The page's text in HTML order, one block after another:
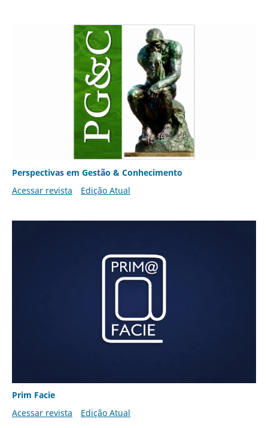
Perspectivas em Gestão & Conhecimento
Acessar revista
Edição Atual
Prim Facie
Acessar revista
Edição Atual